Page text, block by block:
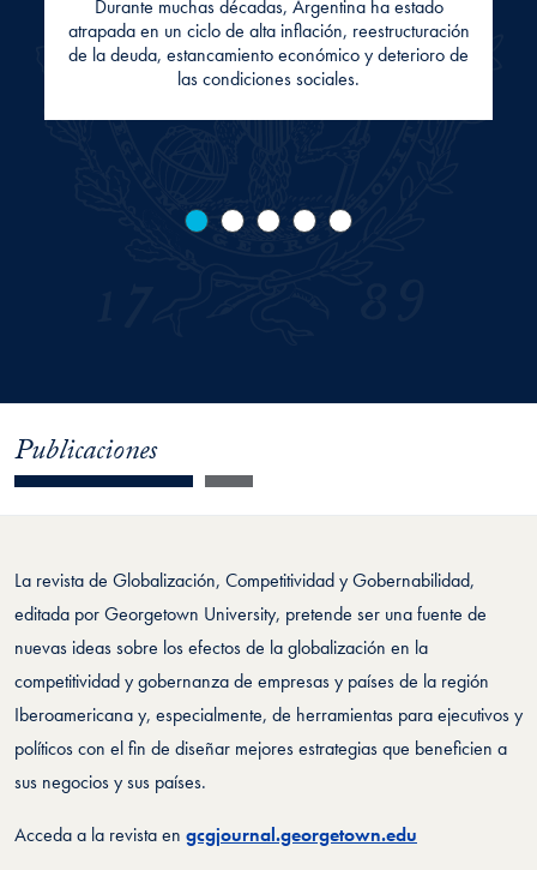
Durante muchas décadas, Argentina ha estado
atrapada en un ciclo de alta inflación, reestructuración
de la deuda, estancamiento económico y deterioro de
las condiciones sociales.
Publicaciones
La revista de Globalización, Competitividad y Gobernabilidad,
editada por Georgetown University, pretende ser una fuente de
nuevas ideas sobre los efectos de la globalización en la
competitividad y gobernanza de empresas y países de la región
Iberoamericana y, especialmente, de herramientas para ejecutivos y
políticos con el fin de diseñar mejores estrategias que beneficien a
sus negocios y sus países.
Acceda a la revista en gcgjournal.georgetown.edu